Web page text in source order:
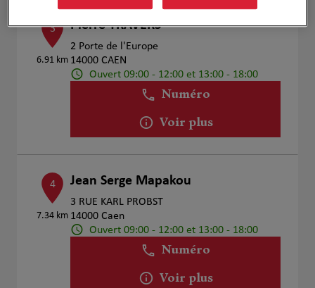
3
6.91 km
Pierre TRAVERS
2 Porte de l'Europe
14000 CAEN
Ouvert 09:00 - 12:00 et 13:00 - 18:00
Numéro
Voir plus
4
7.34 km
Jean Serge Mapakou
3 RUE KARL PROBST
14000 Caen
Ouvert 09:00 - 12:00 et 13:00 - 18:00
Numéro
Voir plus